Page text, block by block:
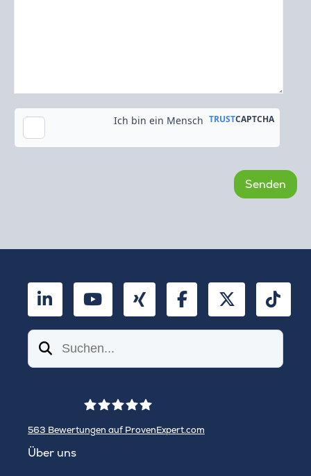
Kopie an meine E-Mail-Adresse senden
LinkedInYouTubeXing FacebookTwitter
Suchen
563 Bewertungen auf ProvenExpert.com
Über uns